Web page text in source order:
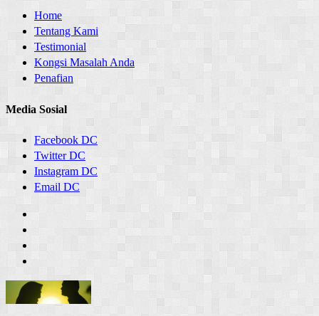
Home
Tentang Kami
Testimonial
Kongsi Masalah Anda
Penafian
Media Sosial
Facebook DC
Twitter DC
Instagram DC
Email DC